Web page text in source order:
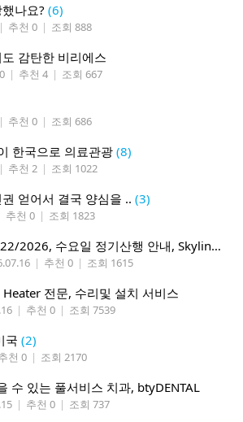
나요? (6)
| 추천 0 | 조회 888
감탄한 비리에스
| 추천 4 | 조회 667
| 추천 0 | 조회 686
한국으로 의료관광 (8)
| 추천 2 | 조회 1022
얻어서 결국 양심을 .. (3)
추천 0 | 조회 1823
*시애틀 산악회, 7/22/2026, 수요일 정기산행 안내, Skyline Trail Loop(Mt. Rainier)*
| 추천 0 | 조회 1615
전문, 수리및 설치 서비스
| 추천 0 | 조회 7539
국 (2)
천 0 | 조회 2170
수 있는 풀서비스 치과, btyDENTAL
| 추천 0 | 조회 737